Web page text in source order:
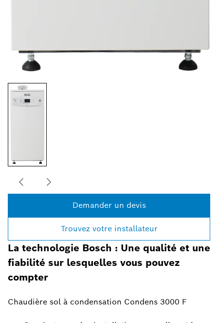
Demander un devis
Trouvez votre installateur
La technologie Bosch : Une qualité et une
fiabilité sur lesquelles vous pouvez
compter
Chaudière sol à condensation Condens 3000 F